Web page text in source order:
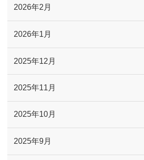
2026年2月
2026年1月
2025年12月
2025年11月
2025年10月
2025年9月